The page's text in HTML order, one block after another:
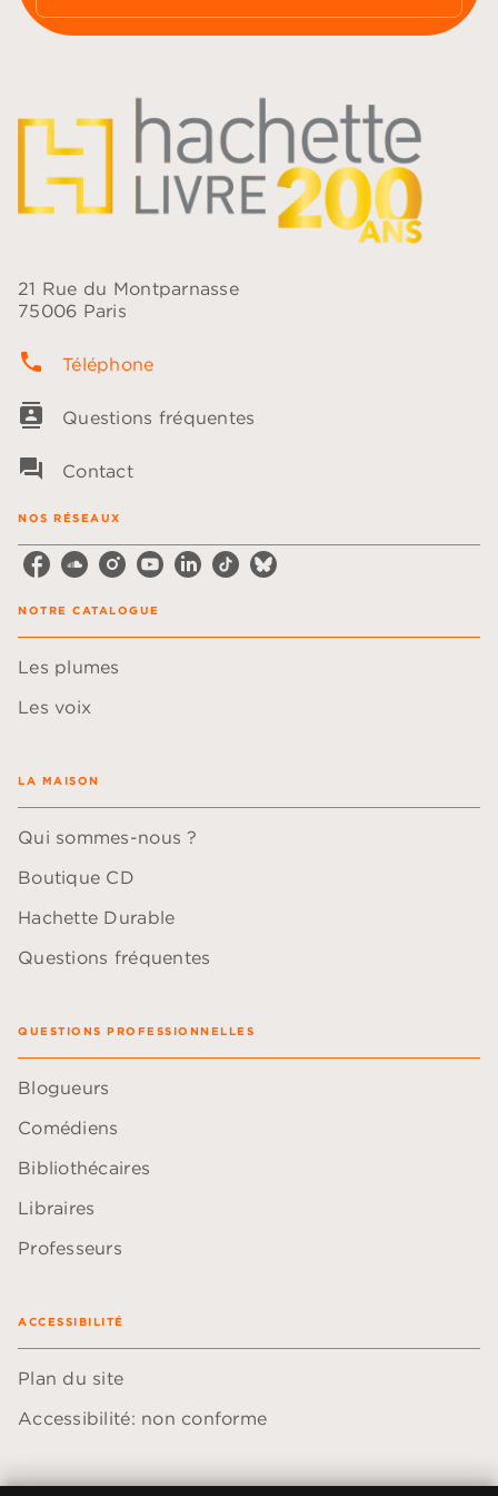
21 Rue du Montparnasse
75006 Paris
phone Téléphone
contacts Questions fréquentes
question_answer Contact
NOS RÉSEAUX
NOTRE CATALOGUE
Les plumes
Les voix
LA MAISON
Qui sommes-nous ?
Boutique CD
Hachette Durable
Questions fréquentes
QUESTIONS PROFESSIONNELLES
Blogueurs
Comédiens
Bibliothécaires
Libraires
Professeurs
ACCESSIBILITÉ
Plan du site
Accessibilité: non conforme